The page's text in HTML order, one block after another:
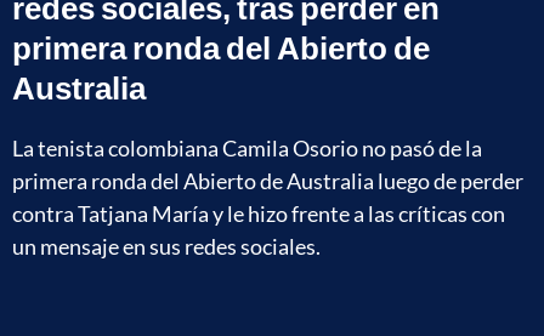
primera ronda del Abierto de
Australia
La tenista colombiana Camila Osorio no pasó de la
primera ronda del Abierto de Australia luego de perder
contra Tatjana María y le hizo frente a las críticas con
un mensaje en sus redes sociales.